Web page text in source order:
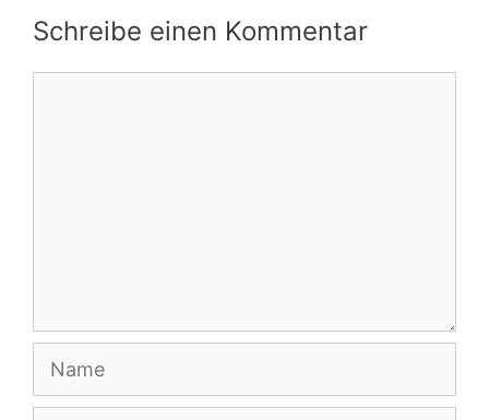
Schreibe einen Kommentar